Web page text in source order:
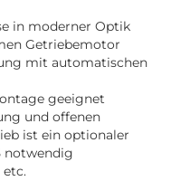
in moderner Optik
Getriebemotor
mit automatischen
geeignet
und offenen
ist ein optionaler
notwendig